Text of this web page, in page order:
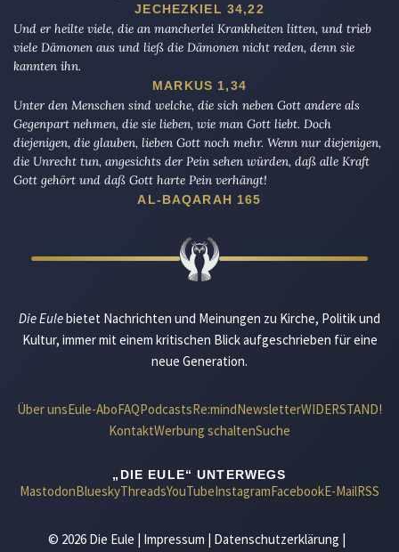
JECHEZKIEL 34,22
Und er heilte viele, die an mancherlei Krankheiten litten, und trieb
viele Dämonen aus und ließ die Dämonen nicht reden, denn sie
kannten ihn.
MARKUS 1,34
Unter den Menschen sind welche, die sich neben Gott andere als
Gegenpart nehmen, die sie lieben, wie man Gott liebt. Doch
diejenigen, die glauben, lieben Gott noch mehr. Wenn nur diejenigen,
die Unrecht tun, angesichts der Pein sehen würden, daß alle Kraft
Gott gehört und daß Gott harte Pein verhängt!
AL-BAQARAH 165
Die Eulebietet Nachrichten und Meinungen zu Kirche, Politik und
Kultur, immer mit einem kritischen Blick aufgeschrieben für eine
neue Generation.
Über unsEule-AboFAQPodcastsRe:mindNewsletterWIDERSTAND!
KontaktWerbung schaltenSuche
„DIE EULE“ UNTERWEGS
MastodonBlueskyThreadsYouTubeInstagramFacebookE-MailRSS
© 2026 Die Eule | Impressum | Datenschutzerklärung |